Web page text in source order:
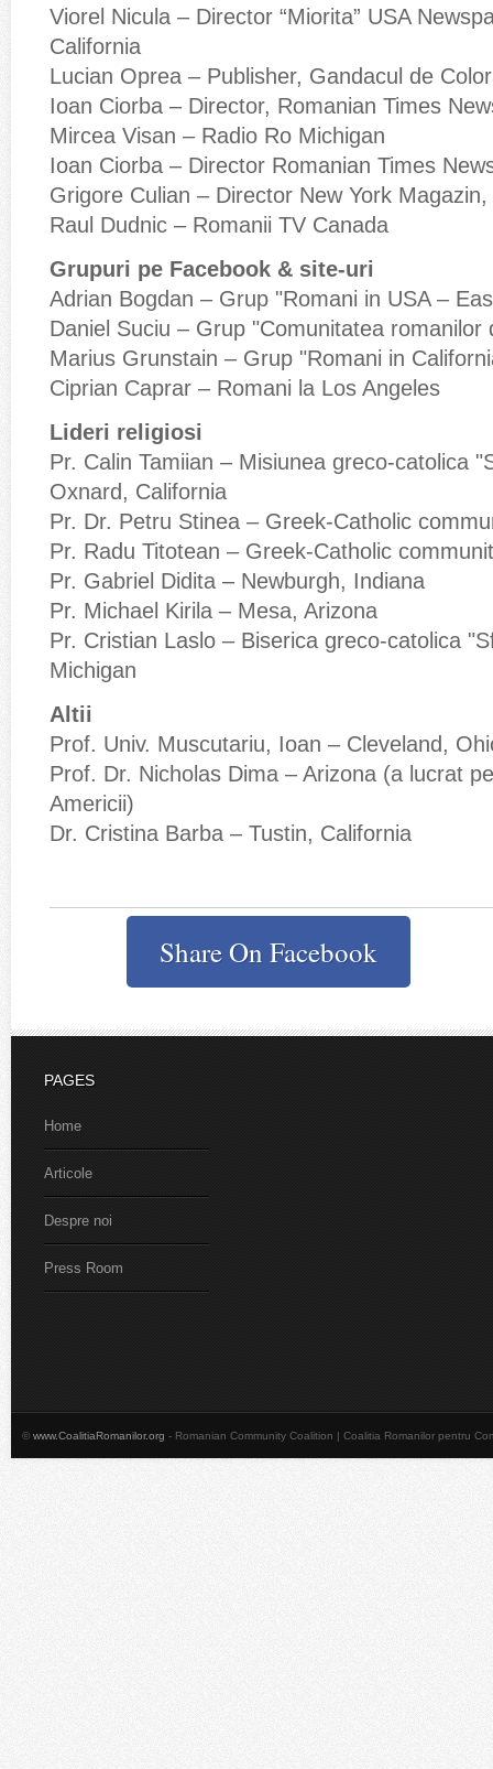
Viorel Nicula – Director “Miorita” USA
California
Lucian Oprea – Publisher, Gandacul de
Ioan Ciorba – Director, Romanian Times
Mircea Visan – Radio Ro Michigan
Ioan Ciorba – Director Romanian Times
Grigore Culian – Director New York Magazin,
Raul Dudnic – Romanii TV Canada
Grupuri pe Facebook & site-uri
Adrian Bogdan – Grup "Romani in USA –
Daniel Suciu – Grup "Comunitatea romanilor
Marius Grunstain – Grup "Romani in
Ciprian Caprar – Romani la Los Angeles
Lideri religiosi
Pr. Calin Tamiian – Misiunea greco-catolica
Oxnard, California
Pr. Dr. Petru Stinea – Greek-Catholic
Pr. Radu Titotean – Greek-Catholic
Pr. Gabriel Didita – Newburgh, Indiana
Pr. Michael Kirila – Mesa, Arizona
Pr. Cristian Laslo – Biserica greco-catolica
Michigan
Altii
Prof. Univ. Muscutariu, Ioan – Cleveland,
Prof. Dr. Nicholas Dima – Arizona (a lucrat
Americii)
Dr. Cristina Barba – Tustin, California
Share On Facebook
PAGES
Home
Articole
Despre noi
Press Room
© www.CoalitiaRomanilor.org - Romanian Community Coalition | Coalitia Romanilor pentru